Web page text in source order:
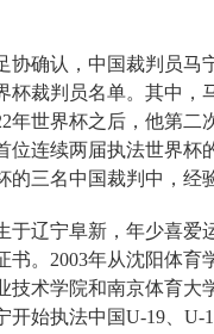
协确认，中国裁判员马
杯裁判员名单。其中，
年世界杯之后，他第二
位连续两届执法世界杯
的三名中国裁判中，经
于辽宁阜新，年少喜爱
书。2003年从沈阳体育
技术学院和南京体育大
开始执法中国U-19、U-